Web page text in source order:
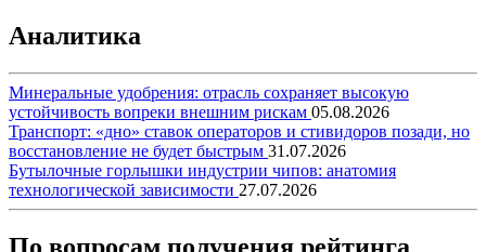
Аналитика
Минеральные удобрения: отрасль сохраняет высокую
устойчивость вопреки внешним рискам 05.08.2026
Транспорт: «дно» ставок операторов и стивидоров позади, но
восстановление не будет быстрым 31.07.2026
Бутылочные горлышки индустрии чипов: анатомия
технологической зависимости 27.07.2026
По вопросам получения рейтинга